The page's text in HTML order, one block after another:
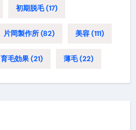
初期脱毛(17)
片岡製作所(82) 美容(111)
育毛効果(21) 薄毛(22)